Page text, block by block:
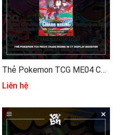
Thẻ Pokemon TCG ME04 Chaos Rising Display Booster
Liên hệ